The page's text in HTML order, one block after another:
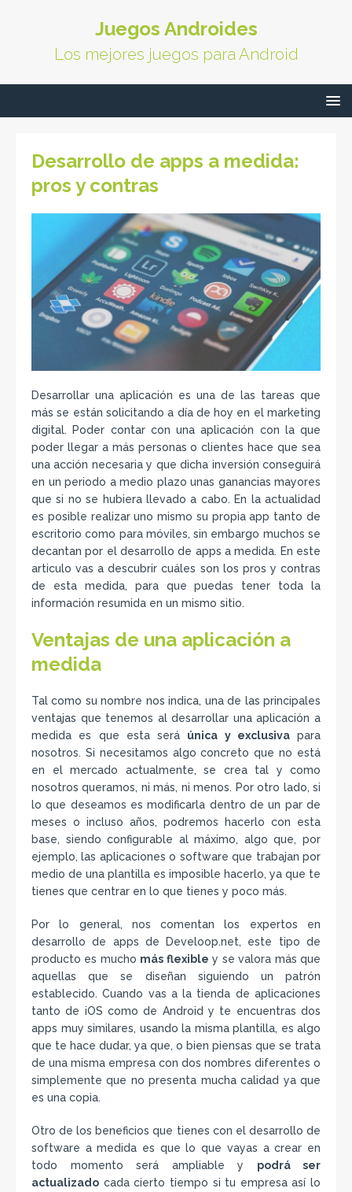
Juegos Androides
Los mejores juegos para Android
Desarrollo de apps a medida:
pros y contras
Desarrollar una aplicación es una de las tareas que
más se están solicitando a día de hoy en el marketing
digital. Poder contar con una aplicación con la que
poder llegar a más personas o clientes hace que sea
una acción necesaria y que dicha inversión conseguirá
en un periodo a medio plazo unas ganancias mayores
que si no se hubiera llevado a cabo. En la actualidad
es posible realizar uno mismo su propia app tanto de
escritorio como para móviles, sin embargo muchos se
decantan por el desarrollo de apps a medida. En este
articulo vas a descubrir cuáles son los pros y contras
de esta medida, para que puedas tener toda la
información resumida en un mismo sitio.
Ventajas de una aplicación a
medida
Tal como su nombre nos indica, una de las principales
ventajas que tenemos al desarrollar una aplicación a
medida es que esta será única y exclusivapara
nosotros. Si necesitamos algo concreto que no está
en el mercado actualmente, se crea tal y como
nosotros queramos, ni más, ni menos. Por otro lado, si
lo que deseamos es modificarla dentro de un par de
meses o incluso años, podremos hacerlo con esta
base, siendo configurable al máximo, algo que, por
ejemplo, las aplicaciones o software que trabajan por
medio de una plantilla es imposible hacerlo, ya que te
tienes que centrar en lo que tienes y poco más.
Por lo general, nos comentan los expertos en
desarrollo de apps de Develoop.net, este tipo de
producto es mucho más flexible y se valora más que
aquellas que se diseñan siguiendo un patrón
establecido. Cuando vas a la tienda de aplicaciones
tanto de iOS como de Android y te encuentras dos
apps muy similares, usando la misma plantilla, es algo
que te hace dudar, ya que, o bien piensas que se trata
de una misma empresa con dos nombres diferentes o
simplemente que no presenta mucha calidad ya que
es una copia.
Otro de los beneficios que tienes con el desarrollo de
software a medida es que lo que vayas a crear en
todo momento será ampliable y podrá ser
actualizado cada cierto tiempo si tu empresa así lo